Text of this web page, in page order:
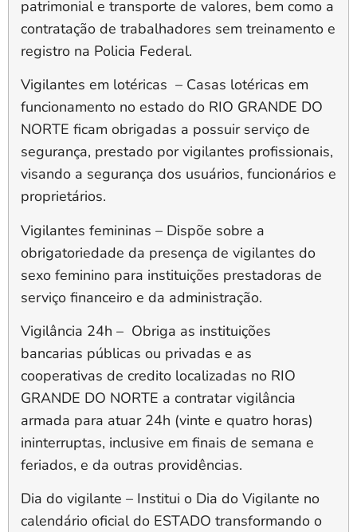
patrimonial e transporte de valores, bem como a
contratação de trabalhadores sem treinamento e
registro na Policia Federal.
Vigilantes em lotéricas – Casas lotéricas em
funcionamento no estado do RIO GRANDE DO
NORTE ficam obrigadas a possuir serviço de
segurança, prestado por vigilantes profissionais,
visando a segurança dos usuários, funcionários e
proprietários.
Vigilantes femininas – Dispõe sobre a
obrigatoriedade da presença de vigilantes do
sexo feminino para instituições prestadoras de
serviço financeiro e da administração.
Vigilância 24h – Obriga as instituições
bancarias públicas ou privadas e as
cooperativas de credito localizadas no RIO
GRANDE DO NORTE a contratar vigilância
armada para atuar 24h (vinte e quatro horas)
ininterruptas, inclusive em finais de semana e
feriados, e da outras providências.
Dia do vigilante – Institui o Dia do Vigilante no
calendário oficial do ESTADO transformando o